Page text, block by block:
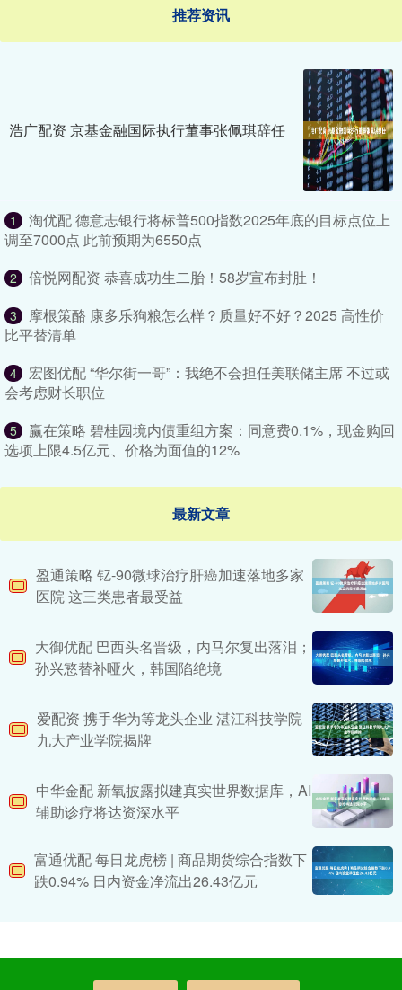
推荐资讯
浩广配资 京基金融国际执行董事张佩琪辞任
1
淘优配 德意志银行将标普500指数2025年底的目标点位上
调至7000点 此前预期为6550点
2 倍悦网配资 恭喜成功生二胎！58岁宣布封肚！
3
摩根策酪 康多乐狗粮怎么样？质量好不好？2025 高性价
比平替清单
4
宏图优配 “华尔街一哥”：我绝不会担任美联储主席 不过或
会考虑财长职位
5
赢在策略 碧桂园境内债重组方案：同意费0.1%，现金购回
选项上限4.5亿元、价格为面值的12%
最新文章
盈通策略 钇-90微球治疗肝癌加速落地多家
医院 这三类患者最受益
大御优配 巴西头名晋级，内马尔复出落泪；
孙兴慜替补哑火，韩国陷绝境
爱配资 携手华为等龙头企业 湛江科技学院
九大产业学院揭牌
中华金配 新氧披露拟建真实世界数据库，AI
辅助诊疗将达资深水平
富通优配 每日龙虎榜 | 商品期货综合指数下
跌0.94% 日内资金净流出26.43亿元